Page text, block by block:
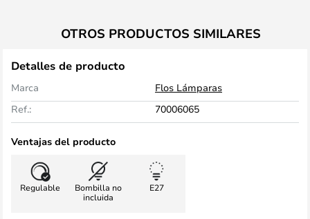
OTROS PRODUCTOS SIMILARES
Detalles de producto
Marca
Flos Lámparas
Ref.:
70006065
Ventajas del producto
Regulable
Bombilla no
incluida
E27